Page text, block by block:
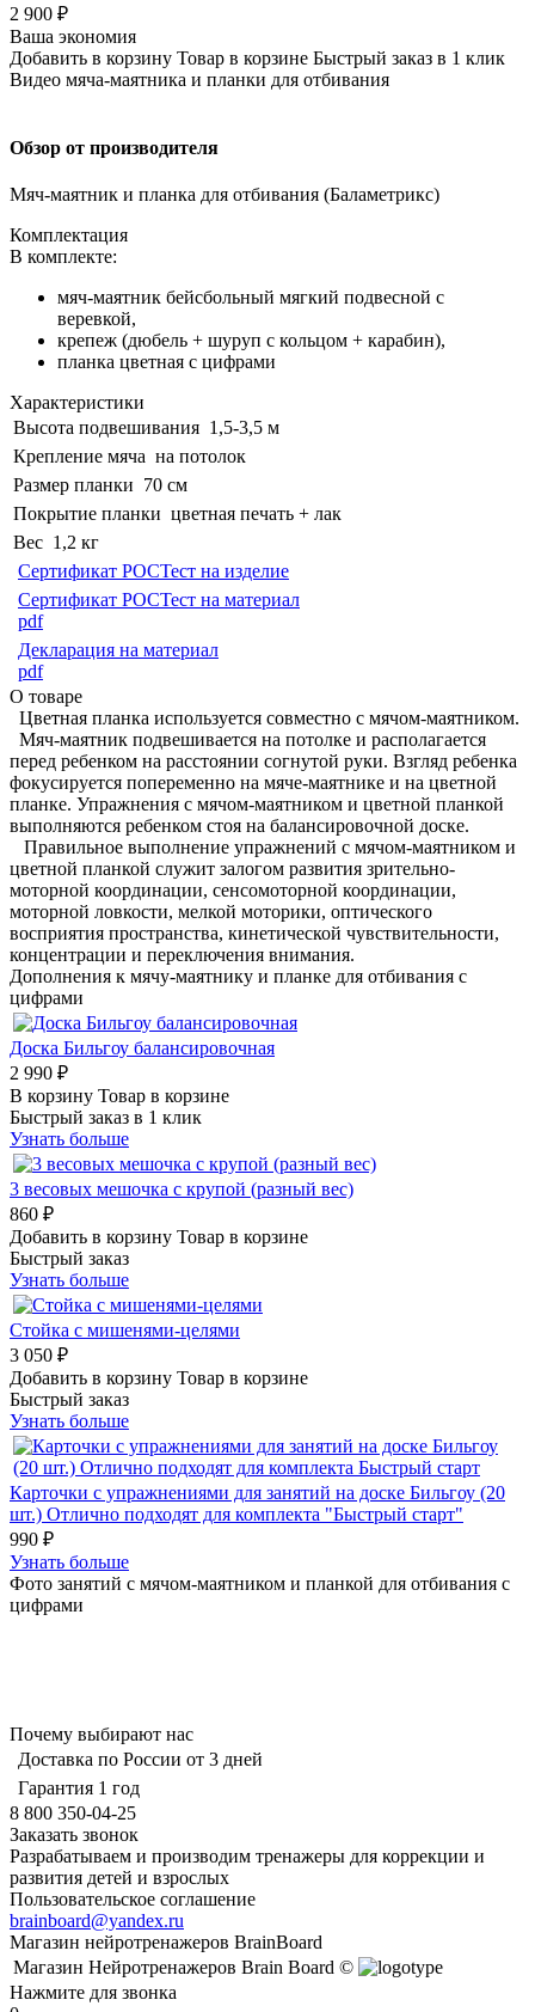
2 900 ₽
Ваша экономия
Добавить в корзину Товар в корзине Быстрый заказ в 1 клик
Видео мяча-маятника и планки для отбивания
Обзор от производителя
Мяч-маятник и планка для отбивания (Баламетрикс)
Комплектация
В комплекте:
мяч-маятник бейсбольный мягкий подвесной с
веревкой,
крепеж (дюбель + шуруп с кольцом + карабин),
планка цветная с цифрами
Характеристики
Высота подвешивания 1,5-3,5 м
Крепление мяча на потолок
Размер планки 70 см
Покрытие планки цветная печать + лак
Вес 1,2 кг
Сертификат РОСТест на изделие
Сертификат РОСТест на материал
pdf
Декларация на материал
pdf
О товаре
Цветная планка используется совместно с мячом-маятником.
Мяч-маятник подвешивается на потолке и располагается
перед ребенком на расстоянии согнутой руки. Взгляд ребенка
фокусируется попеременно на мяче-маятнике и на цветной
планке. Упражнения с мячом-маятником и цветной планкой
выполняются ребенком стоя на балансировочной доске.
Правильное выполнение упражнений с мячом-маятником и
цветной планкой служит залогом развития зрительно-
моторной координации, сенсомоторной координации,
моторной ловкости, мелкой моторики, оптического
восприятия пространства, кинетической чувствительности,
концентрации и переключения внимания.
Дополнения к мячу-маятнику и планке для отбивания с
цифрами
Доска Бильгоу балансировочная
2 990 ₽
В корзину Товар в корзине
Быстрый заказ в 1 клик
Узнать больше
3 весовых мешочка с крупой (разный вес)
860 ₽
Добавить в корзину Товар в корзине
Быстрый заказ
Узнать больше
Стойка с мишенями-целями
3 050 ₽
Добавить в корзину Товар в корзине
Быстрый заказ
Узнать больше
Карточки с упражнениями для занятий на доске Бильгоу (20
шт.) Отлично подходят для комплекта "Быстрый старт"
990 ₽
Узнать больше
Фото занятий с мячом-маятником и планкой для отбивания с
цифрами
Почему выбирают нас
Доставка по России от 3 дней
Гарантия 1 год
8 800 350-04-25
Заказать звонок
Разрабатываем и производим тренажеры для коррекции и
развития детей и взрослых
Пользовательское соглашение
brainboard@yandex.ru
Магазин нейротренажеров BrainBoard
Магазин Нейротренажеров Brain Board ©
Нажмите для звонка